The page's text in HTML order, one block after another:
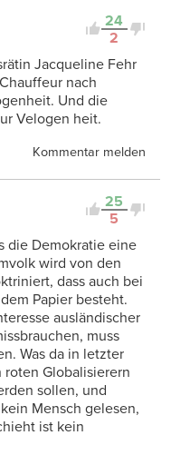
24
2
Jacqueline Fehr
nach
Und die
Velogen heit.
Kommentar melden
25
5
die Demokratie eine
wird von den
dass auch bei
Papier besteht.
ausländischer
muss
Was da in letzter
Globalisierern
sollen, und
Mensch gelesen,
ist kein